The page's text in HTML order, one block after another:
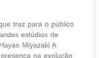
traz para o público
estúdios de
Miyazaki A
na evolução